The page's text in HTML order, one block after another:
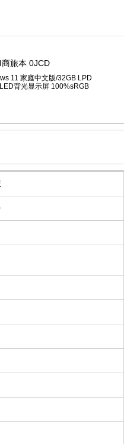
旅本 0JCD
11 家庭中文版/32GB LPD
背光显示屏 100%sRGB